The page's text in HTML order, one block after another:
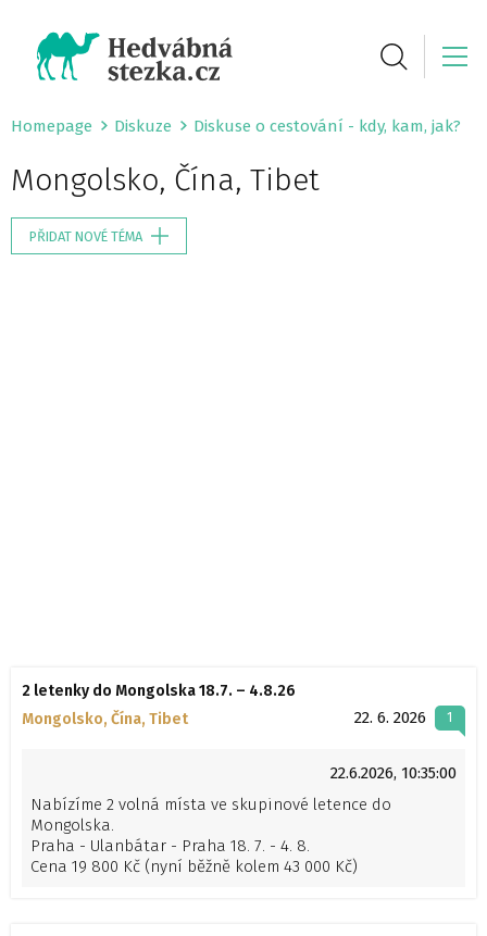
Homepage Diskuze Diskuse o cestování - kdy, kam, jak?
Mongolsko, Čína, Tibet
PŘIDAT NOVÉ TÉMA
2 letenky do Mongolska 18.7. – 4.8.26
Mongolsko, Čína, Tibet
22. 6. 2026 1
22.6.2026, 10:35:00
Nabízíme 2 volná místa ve skupinové letence do
Mongolska.
Praha - Ulanbátar - Praha 18. 7. - 4. 8.
Cena 19 800 Kč (nyní běžně kolem 43 000 Kč)